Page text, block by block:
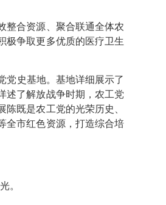
整合资源、聚合联通全体农
极争取更多优质的医疗卫生
党史基地。基地详细展示了
述了解放战争时期，农工党
既是农工党的光荣历史、
全市红色资源，打造综合培
。